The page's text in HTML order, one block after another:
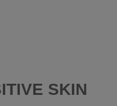
SKIN